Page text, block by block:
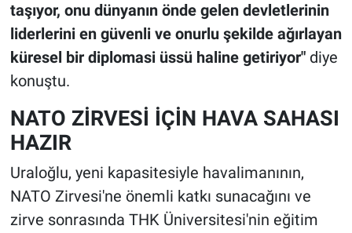
taşıyor, onu dünyanın önde gelen devletlerinin
liderlerini en güvenli ve onurlu şekilde ağırlayan
küresel bir diplomasi üssü haline getiriyor"diye
konuştu.
NATO ZİRVESİ İÇİN HAVA SAHASI
HAZIR
Uraloğlu, yeni kapasitesiyle havalimanının,
NATO Zirvesi'ne önemli katkı sunacağını ve
zirve sonrasında THK Üniversitesi'nin eğitim